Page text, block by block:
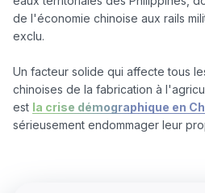
de l'économie chinoise aux rails
exclu.
Un facteur solide qui affecte tous
chinoises de la fabrication à
est la crise démographique en